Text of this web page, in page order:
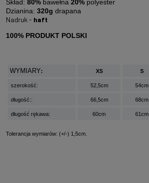
Skład: 80% bawełna 20% polyester
Dzianina: 320g drapana
Nadruk - haft
100% PRODUKT POLSKI
WYMIARY: XS S
szerokość: 52,5cm 54cm
długość:: 66,5cm 68cm
długość rękawa: 60cm 61cm
Tolerancja wymiarów: (+/-) 1,5cm.